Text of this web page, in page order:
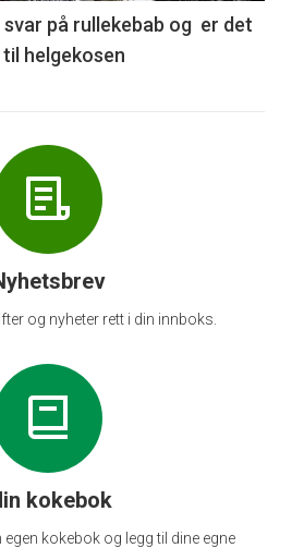
på rullekebab og er det
helgekosen
og nyheter rett i din innboks.
kokebok
egen kokebok og legg til dine egne